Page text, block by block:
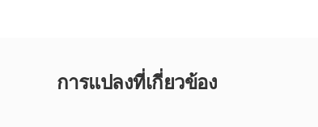
การแปลงที่เกี่ยวข้อง